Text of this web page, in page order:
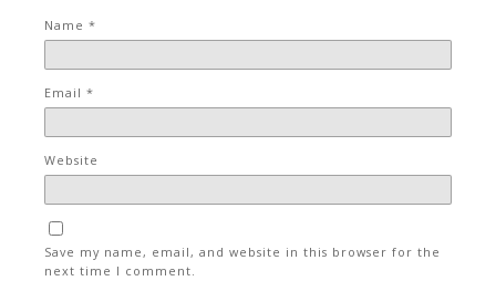
Name *
Email *
Website
Save my name, email, and website in this browser for the
next time I comment.